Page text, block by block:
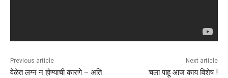
Previous article
वेळेत लग्न न होण्याची कारणे – अति
Next article
चला पाहू आज काय विशेष !